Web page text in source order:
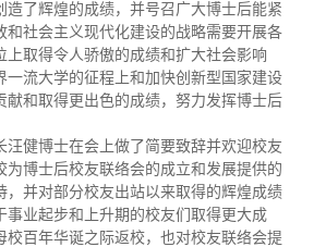
校友讲坛
校友视界
实用信息
总会章程
理事会名单
制度法规
联系我们
造了辉煌的成绩，并号召广大博士后能紧
和社会主义现代化建设的战略需要开展各
上取得令人骄傲的成绩和扩大社会影响
一流大学的征程上和加快创新型国家建设
献和取得更出色的成绩，努力发挥博士后
汪健博士在会上做了简要致辞并欢迎校友
为博士后校友联络会的成立和发展提供的
，并对部分校友出站以来取得的辉煌成绩
事业起步和上升期的校友们取得更大成
校百年华诞之际返校，也对校友联络会提